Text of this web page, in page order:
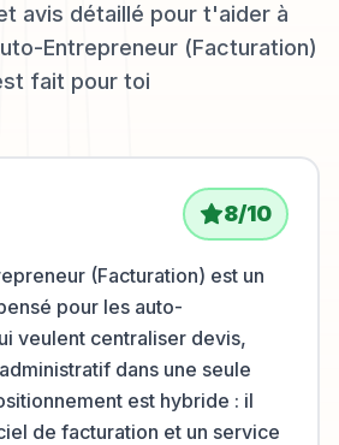
avis détaillé pour t'aider à
Entrepreneur (Facturation)
fait pour toi
8/10
(Facturation) est un
pour les auto-
veulent centraliser devis,
dans une seule
est hybride : il
de facturation et un service